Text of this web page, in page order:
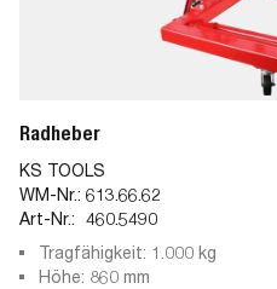
Radheber
KS TOOLS
WM-Nr.: 613.66.62
Art-Nr.: 460.5490
Tragfähigkeit: 1.000 kg
Höhe: 860 mm